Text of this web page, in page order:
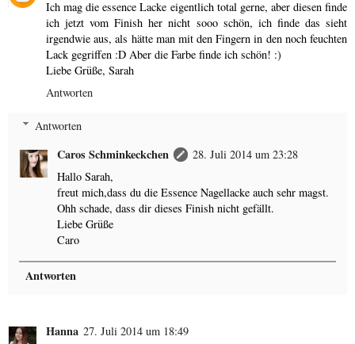
Ich mag die essence Lacke eigentlich total gerne, aber diesen finde
ich jetzt vom Finish her nicht sooo schön, ich finde das sieht
irgendwie aus, als hätte man mit den Fingern in den noch feuchten
Lack gegriffen :D Aber die Farbe finde ich schön! :)
Liebe Grüße, Sarah
Antworten
Antworten
Caros Schminkeckchen
28. Juli 2014 um 23:28
Hallo Sarah,
freut mich,dass du die Essence Nagellacke auch sehr magst.
Ohh schade, dass dir dieses Finish nicht gefällt.
Liebe Grüße
Caro
Antworten
Hanna 27. Juli 2014 um 18:49